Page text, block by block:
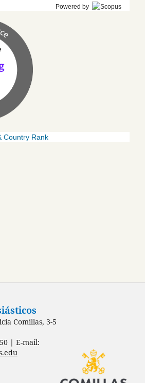
Powered by
Comillas, 3-5
| E-mail: